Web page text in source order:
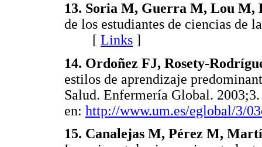
13. Soria M, Guerra M, Lou M,
de los estudiantes de ciencias de
[ Links ]
14. Ordoñez FJ, Rosety-
estilos de aprendizaje
Salud. Enfermería Global.
en: http://www.um.es/eglobal/3/
15. Canalejas M, Pérez M,